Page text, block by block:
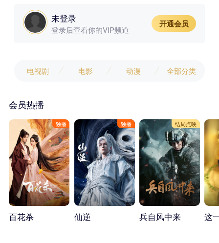
未登录
登录后查看你的VIP频道
开通会员
电视剧 电影 动漫 全部分类
会员热播
独播
百花杀
独播
仙逆
结局点映
兵自风中来 这